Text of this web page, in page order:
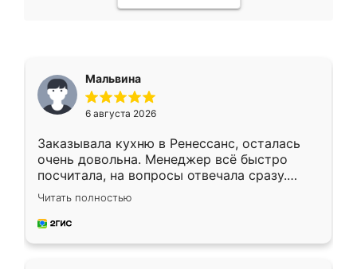
Мальвина
6 августа 2026
Заказывала кухню в Ренессанс, осталась
очень довольна. Менеджер всё быстро
посчитала, на вопросы отвечала сразу.
Замерщик приехал в субботу, подошёл к
делу со всей ответственностью. Собрали
за день, ребята работали аккуратно, даже
Читать полностью